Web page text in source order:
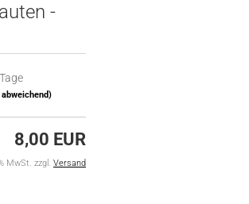
-
8,00 EUR
MwSt. zzgl. Versand